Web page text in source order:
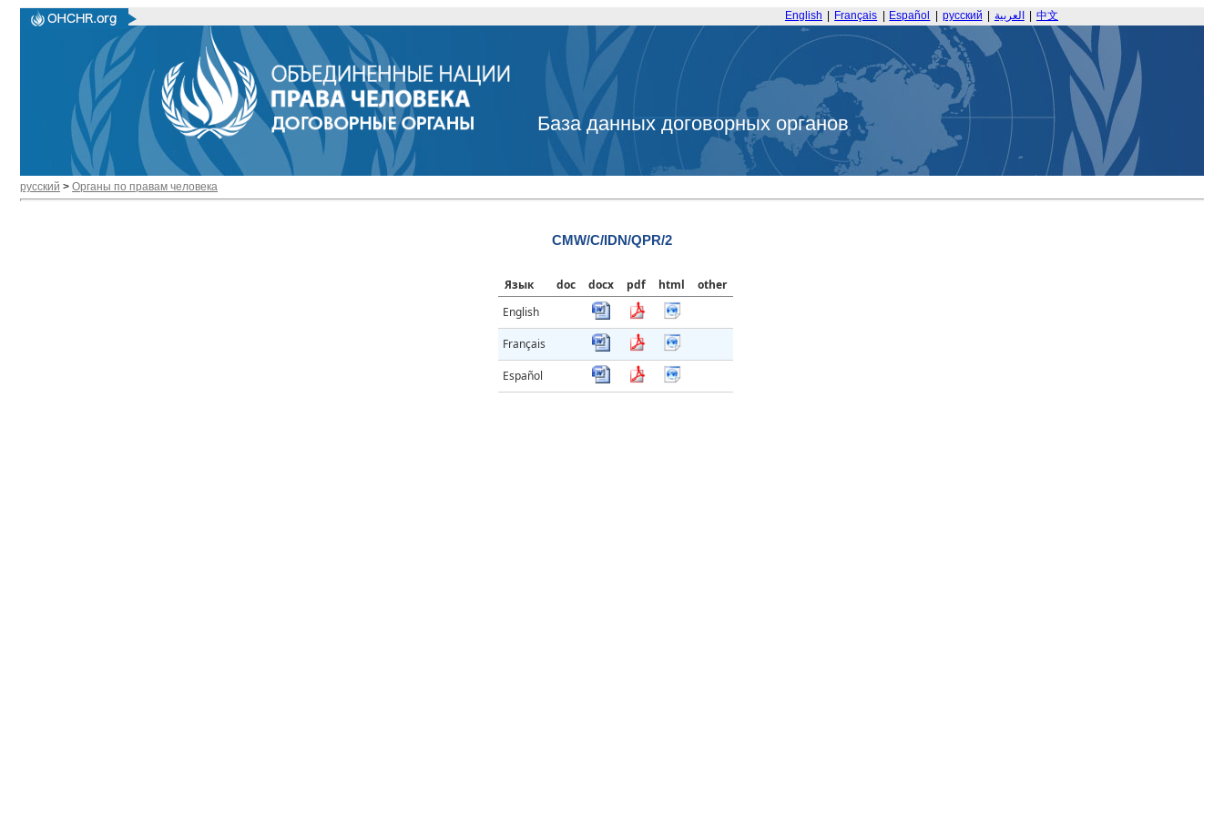
English Français Español русский العربية 中文
База данных договорных органов
русский > Органы по правам человека
CMW/C/IDN/QPR/2
Язык doc docx pdf html
other
English
Français
Español